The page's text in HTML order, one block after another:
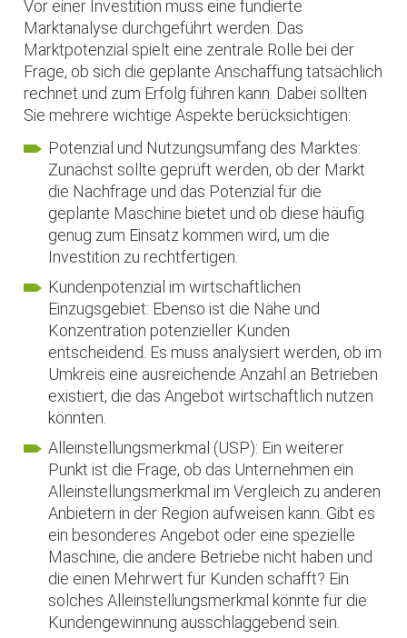
Vor einer Investition muss eine fundierte
Marktanalyse durchgeführt werden. Das
Marktpotenzial spielt eine zentrale Rolle bei der
Frage, ob sich die geplante Anschaffung tatsächlich
rechnet und zum Erfolg führen kann. Dabei sollten
Sie mehrere wichtige Aspekte berücksichtigen:
Potenzial und Nutzungsumfang des Marktes:
Zunächst sollte geprüft werden, ob der Markt
die Nachfrage und das Potenzial für die
geplante Maschine bietet und ob diese häufig
genug zum Einsatz kommen wird, um die
Investition zu rechtfertigen.
Kundenpotenzial im wirtschaftlichen
Einzugsgebiet: Ebenso ist die Nähe und
Konzentration potenzieller Kunden
entscheidend. Es muss analysiert werden, ob im
Umkreis eine ausreichende Anzahl an Betrieben
existiert, die das Angebot wirtschaftlich nutzen
könnten.
Alleinstellungsmerkmal (USP): Ein weiterer
Punkt ist die Frage, ob das Unternehmen ein
Alleinstellungsmerkmal im Vergleich zu anderen
Anbietern in der Region aufweisen kann. Gibt es
ein besonderes Angebot oder eine spezielle
Maschine, die andere Betriebe nicht haben und
die einen Mehrwert für Kunden schafft? Ein
solches Alleinstellungsmerkmal könnte für die
Kundengewinnung ausschlaggebend sein.